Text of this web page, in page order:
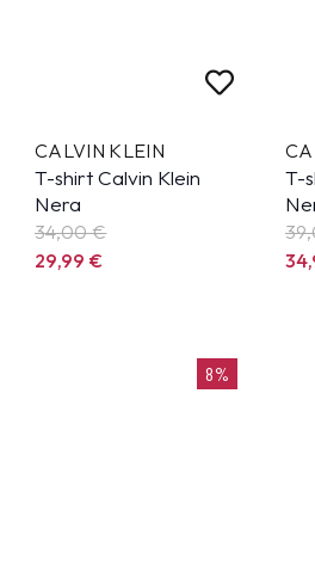
CALVIN KLEIN
T-shirt Calvin Klein
Nera
34,00 €
29,99€
T-
8%